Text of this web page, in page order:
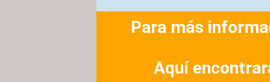
Para más
Aquí